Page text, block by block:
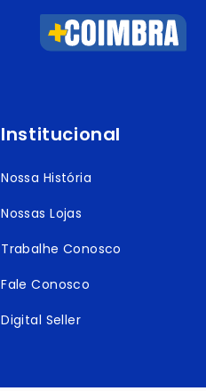
Institucional
Nossa História
Nossas Lojas
Trabalhe Conosco
Fale Conosco
Digital Seller